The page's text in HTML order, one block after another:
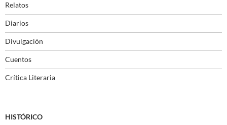
Relatos
Diarios
Divulgación
Cuentos
Crítica Literaria
HISTÓRICO